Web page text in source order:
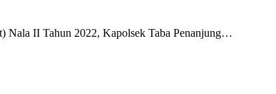
Nala II Tahun 2022, Kapolsek Taba Penanjung…